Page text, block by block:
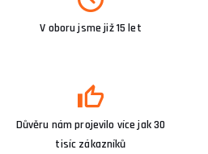
V oboru jsme již 15 let
Důvěru nám projevilo více jak 30
tisíc zákazníků